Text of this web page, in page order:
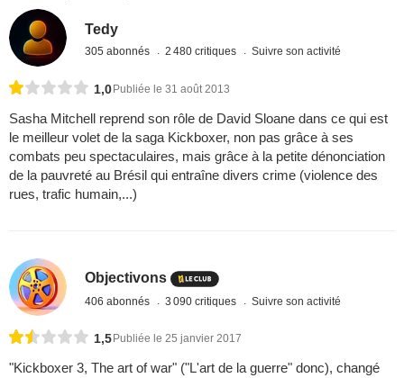
Tedy
305 abonnés 2 480 critiques Suivre son activité
1,0Publiée le 31 août 2013
Sasha Mitchell reprend son rôle de David Sloane dans ce qui est
le meilleur volet de la saga Kickboxer, non pas grâce à ses
combats peu spectaculaires, mais grâce à la petite dénonciation
de la pauvreté au Brésil qui entraîne divers crime (violence des
rues, trafic humain,...)
Objectivons
406 abonnés 3 090 critiques Suivre son activité
1,5 Publiée le 25 janvier 2017
"Kickboxer 3, The art of war" ("L'art de la guerre" donc), changé